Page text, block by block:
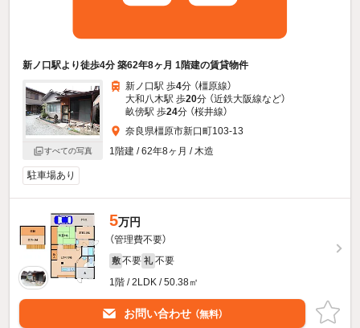
新ノ口駅より徒歩4分 築62年8ヶ月 1階建の賃貸物件
すべての写真
新ノ口駅 歩4分 （橿原線）
大和八木駅 歩20分 （近鉄大阪線など）
畝傍駅 歩24分 （桜井線）
奈良県橿原市新口町103-13
1階建 / 62年8ヶ月 / 木造
駐車場あり
5万円
（管理費不要）
敷 不要 礼 不要
1階 / 2LDK / 50.38㎡
お問い合わせ （無料）